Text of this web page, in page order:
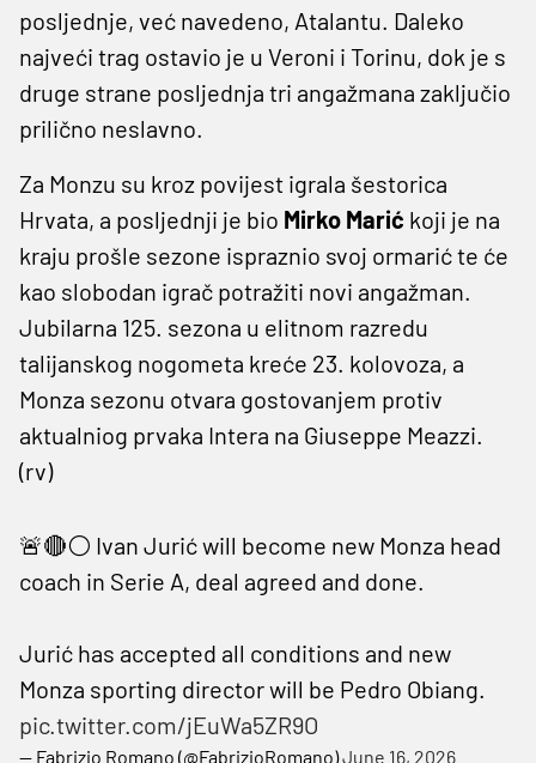
posljednje, već navedeno, Atalantu. Daleko
najveći trag ostavio je u Veroni i Torinu, dok je s
druge strane posljednja tri angažmana zaključio
prilično neslavno.
Za Monzu su kroz povijest igrala šestorica
Hrvata, a posljednji je bio Mirko Marić koji je na
kraju prošle sezone ispraznio svoj ormarić te će
kao slobodan igrač potražiti novi angažman.
Jubilarna 125. sezona u elitnom razredu
talijanskog nogometa kreće 23. kolovoza, a
Monza sezonu otvara gostovanjem protiv
aktualniog prvaka Intera na Giuseppe Meazzi.
(rv)
🚨🔴⚪️ Ivan Jurić will become new Monza head
coach in Serie A, deal agreed and done.
Jurić has accepted all conditions and new
Monza sporting director will be Pedro Obiang.
pic.twitter.com/jEuWa5ZR9O
— Fabrizio Romano (@FabrizioRomano)June 16, 2026